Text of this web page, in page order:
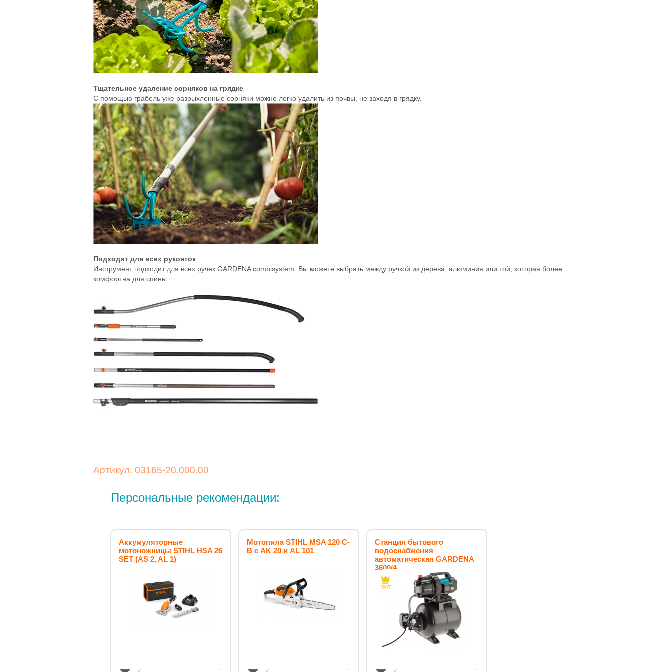
Тщательное удаление сорняков на грядке
С помощью грабель уже разрыхленные сорняки можно легко удалить из почвы, не заходя в грядку.
Подходит для всех рукояток
Инструмент подходит для всех ручек GARDENA combisystem. Вы можете выбрать между ручкой из дерева, алюминия или той, которая более
комфортна для спины.
Артикул: 03165-20.000.00
Персональные рекомендации:
Аккумуляторные
мотоножницы STIHL HSA 26
SET (AS 2, AL 1)
Мотопила STIHL MSA 120 C-
B с AK 20 и AL 101
Станция бытового
водоснабжения
автоматическая GARDENA
3600/4